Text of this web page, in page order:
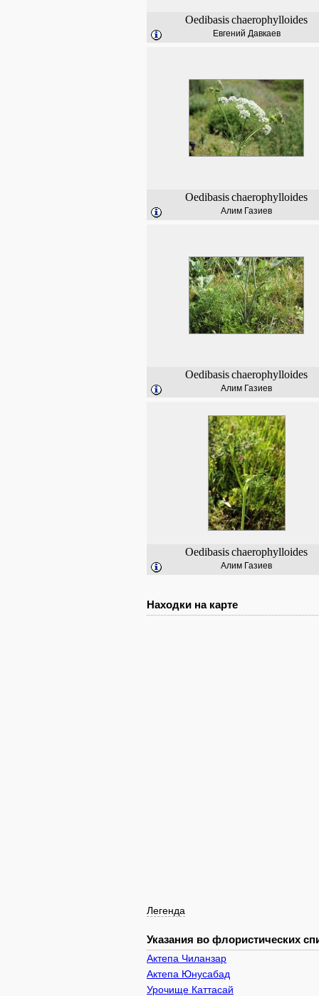
Oedibasischaerophylloides
Евгений Давкаев
Oedibasischaerophylloides
Алим Газиев
Oedibasischaerophylloides
Алим Газиев
Oedibasischaerophylloides
Алим Газиев
Находки на карте
Легенда
Указания во флористических
Актепа Чиланзар
Актепа Юнусабад
Урочище Каттасай